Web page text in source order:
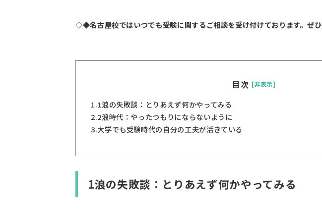
◇◆名古屋校ではいつでも受験に関するご相談を受け付けております。ぜひ
目次 [非表示]
1.1浪の失敗談：とりあえず何かやってみる
2.2浪時代：やったつもりにならないように
3.大学でも受験時代の自分の工夫が活きている
1浪の失敗談：とりあえず何かやってみる